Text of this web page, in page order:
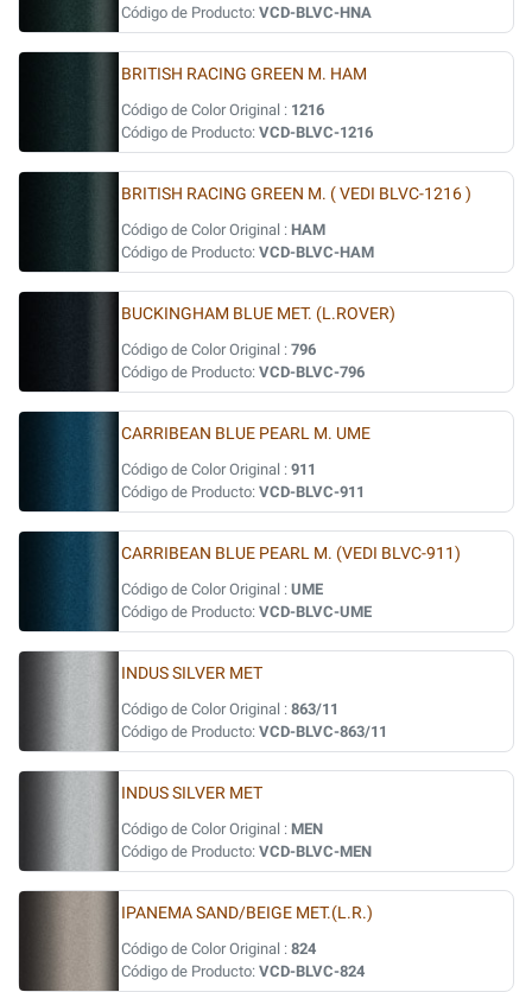
Código de Producto: VCD-BLVC-HNA
BRITISH RACING GREEN M. HAM
Código de Color Original : 1216
Código de Producto: VCD-BLVC-1216
BRITISH RACING GREEN M. ( VEDI BLVC-1216 )
Código de Color Original : HAM
Código de Producto: VCD-BLVC-HAM
BUCKINGHAM BLUE MET. (L.ROVER)
Código de Color Original : 796
Código de Producto: VCD-BLVC-796
CARRIBEAN BLUE PEARL M. UME
Código de Color Original : 911
Código de Producto: VCD-BLVC-911
CARRIBEAN BLUE PEARL M. (VEDI BLVC-911)
Código de Color Original : UME
Código de Producto: VCD-BLVC-UME
INDUS SILVER MET
Código de Color Original : 863/11
Código de Producto: VCD-BLVC-863/11
INDUS SILVER MET
Código de Color Original : MEN
Código de Producto: VCD-BLVC-MEN
IPANEMA SAND/BEIGE MET.(L.R.)
Código de Color Original : 824
Código de Producto: VCD-BLVC-824